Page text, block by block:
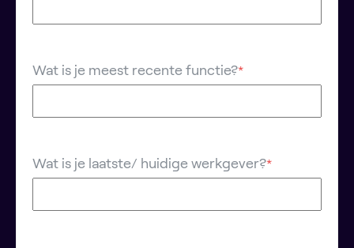
Wat is je meest recente functie?*
Wat is je laatste/ huidige werkgever?*